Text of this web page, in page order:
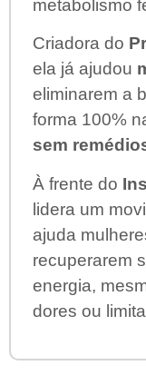
metabolismo
Criadora do
ela já ajudou
eliminarem a
forma 100%
sem
À frente do
lidera um
ajuda
recuperarem
energia,
dores ou